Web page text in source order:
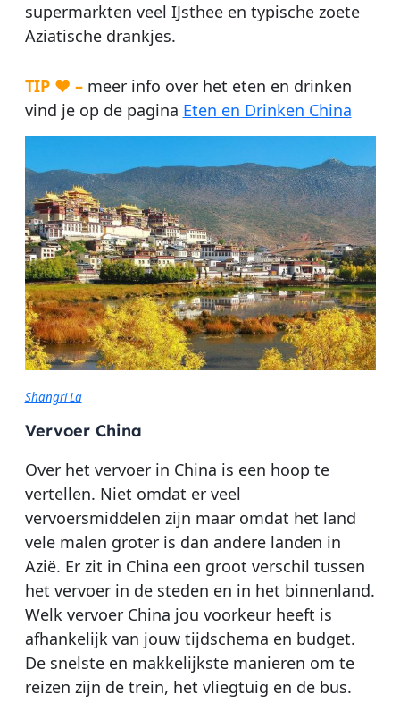
supermarkten veel IJsthee en typische zoete
Aziatische drankjes.
TIP ♥ – meer info over het eten en drinken
vind je op de pagina Eten en Drinken China
Shangri La
Vervoer China
Over het vervoer in China is een hoop te
vertellen. Niet omdat er veel
vervoersmiddelen zijn maar omdat het land
vele malen groter is dan andere landen in
Azië. Er zit in China een groot verschil tussen
het vervoer in de steden en in het binnenland.
Welk vervoer China jou voorkeur heeft is
afhankelijk van jouw tijdschema en budget.
De snelste en makkelijkste manieren om te
reizen zijn de trein, het vliegtuig en de bus.